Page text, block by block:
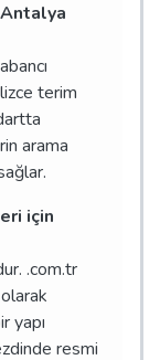
terim
arama
için
.com.tr
yapı
resmi